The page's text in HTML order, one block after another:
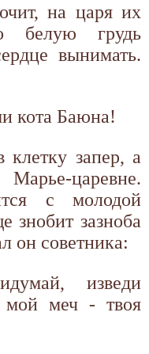
на царя их
белую грудь
вынимать.
кота Баюна!
запер, а
царевне.
с молодой
зазноба
он советника:
изведи
мой меч - твоя